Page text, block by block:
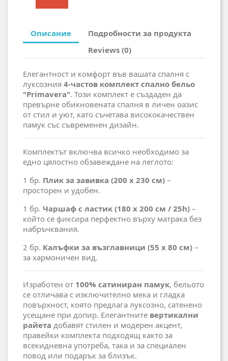
Описание
Подробности за продукта
Reviews (0)
Елегантност и комфорт във вашата спалня с
луксозния 4-частов комплект спално бельо
"Primavera". Този комплект е създаден да
превърне обикновената спалня в личен оазис
от стил и уют, като съчетава висококачествен
памук със съвременен дизайн.
Комплектът включва всичко необходимо за
едно цялостно обзавеждане на леглото:
1 бр. Плик за завивка (200 x 230 см) –
просторен и удобен.
1 бр. Чаршаф с ластик (180 x 200 см / 25h) –
който се фиксира перфектно върху матрака без
набръчквания.
2 бр. Калъфки за възглавници (55 x 80 см) –
за хармоничен вид.
Изработен от 100% сатиниран памук, бельото
се отличава с изключително мека и гладка
повърхност, която предлага луксозно, сатенено
усещане при допир. Елегантните вертикални
райета добавят стилен и модерен акцент,
правейки комплекта подходящ както за
всекидневна употреба, така и за специален
повод или подарък за близък.